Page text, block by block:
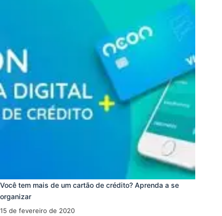
Você tem mais de um cartão de crédito? Aprenda a se
organizar
15 de fevereiro de 2020